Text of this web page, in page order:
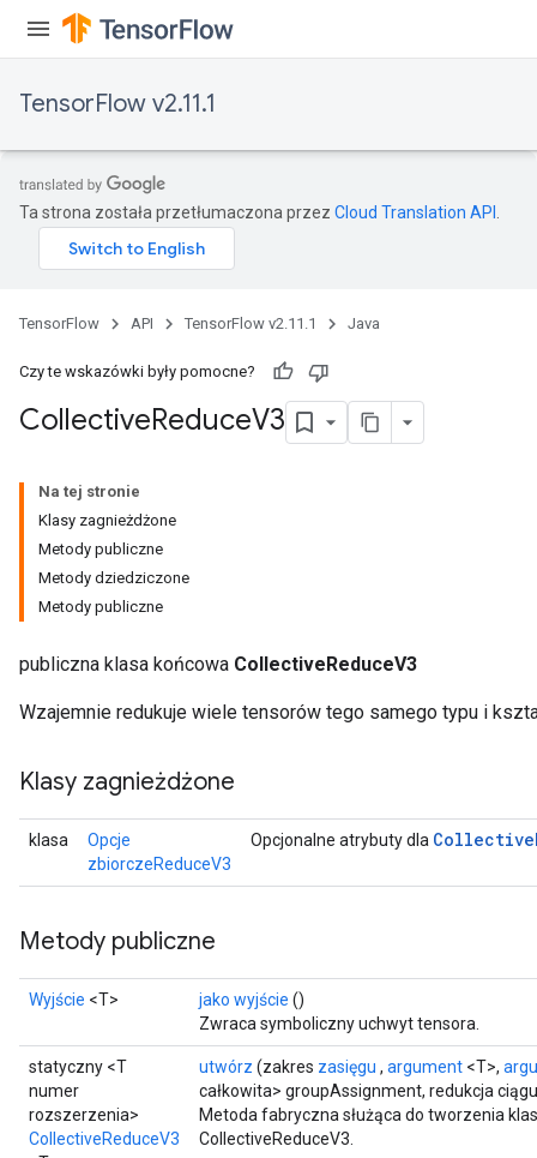
TensorFlow v2.11.1
Ta strona została przetłumaczona przez Cloud Translation API
TensorFlow API TensorFlow v2.11.1 Java
Czy te wskazówki były pomocne?
CollectiveReduceV3
Na tej stronie
Klasy zagnieżdżone
Metody publiczne
Metody dziedziczone
Metody publiczne
publiczna klasa końcowa CollectiveReduceV3
Wzajemnie redukuje wiele tensorów tego samego typu i
Klasy zagnieżdżone
klasa
Opcje
zbiorczeReduceV3
Opcjonalne atrybuty dla Collective
Metody publiczne
Wyjście <T> jako wyjście ()
Zwraca symboliczny uchwyt tensora.
statyczny <T
numer
rozszerzenia>
CollectiveReduceV3
utwórz (zakres zasięgu , argument <T>,
całkowita> groupAssignment, redukcja
Metoda fabryczna służąca do tworzenia
CollectiveReduceV3.